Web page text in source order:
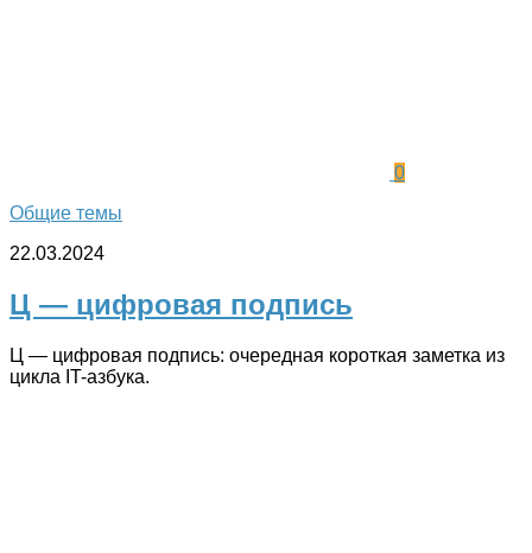
0
Общие темы
22.03.2024
Ц — цифровая подпись
Ц — цифровая подпись: очередная короткая заметка из
цикла IT-азбука.